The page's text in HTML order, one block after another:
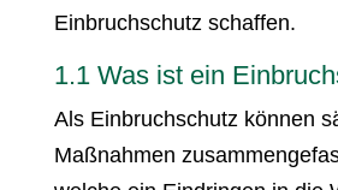
Einbruchschutz schaffen.
1.1 Was ist ein
Als Einbruchschutz können
Maßnahmen